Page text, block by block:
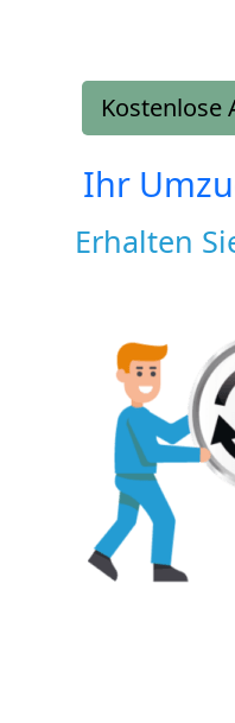
Kostenlose
Ihr
Erhalten